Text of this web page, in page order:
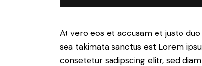
At vero eos et accusam et justo
sea takimata sanctus est Lorem
consetetur sadipscing elitr, sed